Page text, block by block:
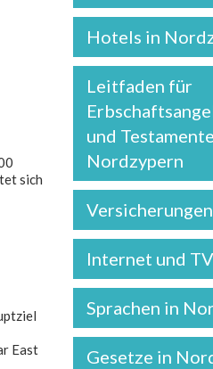
sich
East
Hotels in
Leitfaden für
und
Nordzypern
Versicherungen
Internet und
Sprachen in
Gesetze in